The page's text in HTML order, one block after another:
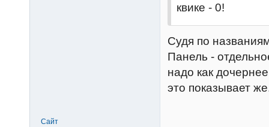
квике - 0!
Судя по
Панель -
надо как
это показывает
Сайт